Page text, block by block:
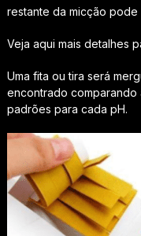
restante da micção
Veja aqui mais detalhes
Uma fita ou tira será
encontrado
padrões para cada pH.